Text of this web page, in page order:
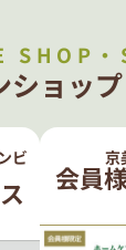
SHOP・
ショッ
ビ 京
会員